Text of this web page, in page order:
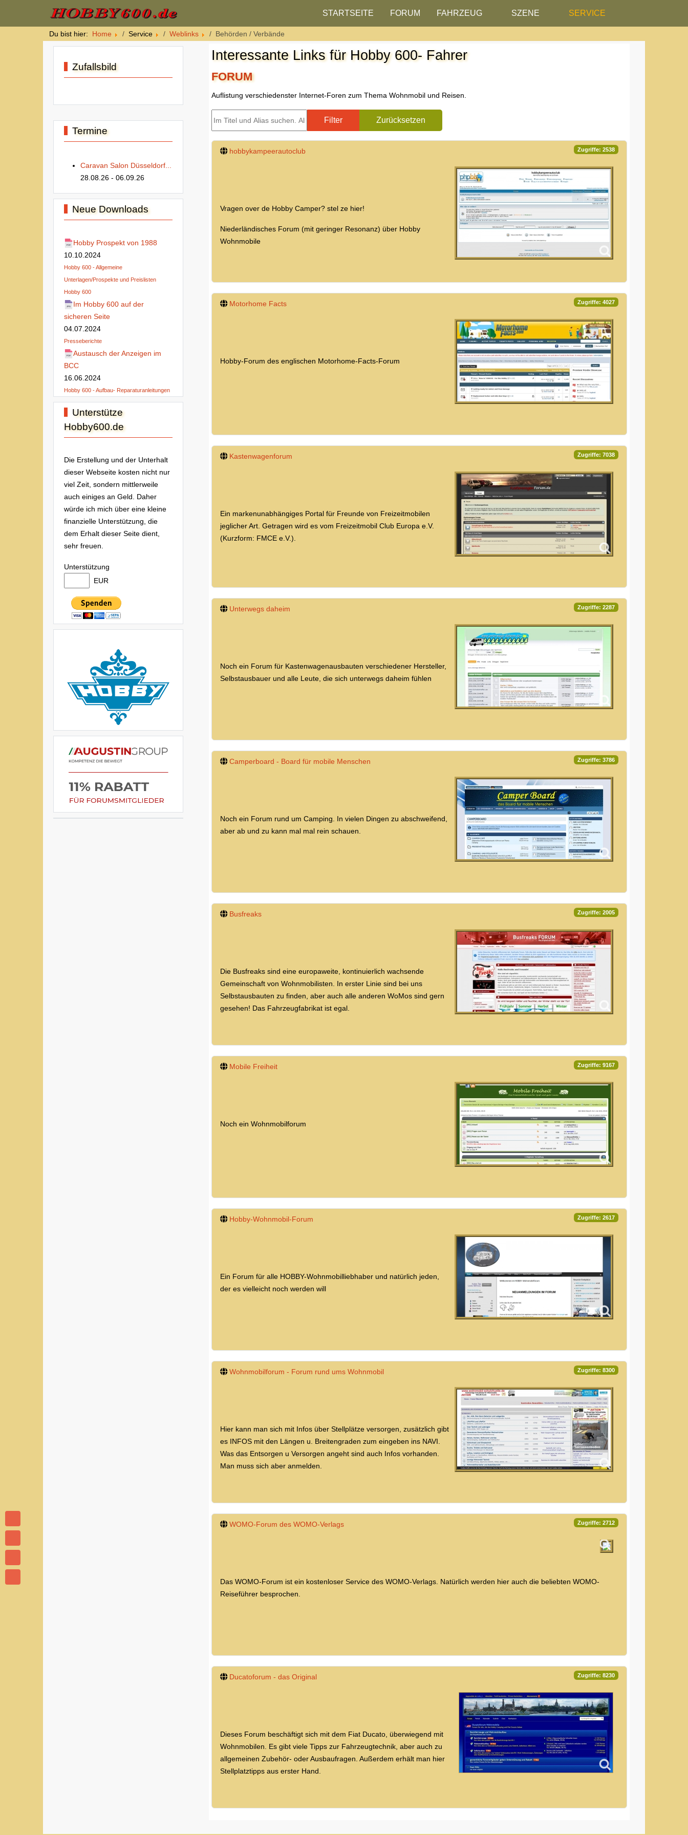
STARTSEITE FORUM FAHRZEUG SZENE SERVICE
Du bist hier: Home Service Weblinks Behörden / Verbände
Zufallsbild
Termine
Caravan Salon Düsseldorf...
28.08.26 - 06.09.26
Neue Downloads
Hobby Prospekt von 1988
10.10.2024
Hobby 600 - Allgemeine
Unterlagen/Prospekte und Preislisten
Hobby 600
Im Hobby 600 auf der
sicheren Seite
04.07.2024
Presseberichte
Austausch der Anzeigen im
BCC
16.06.2024
Hobby 600 - Aufbau- Reparaturanleitungen
Unterstütze
Hobby600.de
Die Erstellung und der Unterhalt
dieser Webseite kosten nicht nur
viel Zeit, sondern mittlerweile
auch einiges an Geld. Daher
würde ich mich über eine kleine
finanzielle Unterstützung, die
dem Erhalt dieser Seite dient,
sehr freuen.
Unterstützung
EUR
Interessante Links für Hobby 600- Fahrer
FORUM
Auflistung verschiedenster Internet-Foren zum Thema Wohnmobil und Reisen.
Im Titel und Alias suchen. Als Präfix „ID:“ verwenden, um nach einer Weblink-ID zu suchen.
Filter Zurücksetzen
hobbykampeerautoclub Zugriffe: 2538
Vragen over de Hobby Camper? stel ze hier!
Niederländisches Forum (mit geringer Resonanz) über Hobby
Wohnmobile
Motorhome Facts Zugriffe: 4027
Hobby-Forum des englischen Motorhome-Facts-Forum
Kastenwagenforum Zugriffe: 7038
Ein markenunabhängiges Portal für Freunde von Freizeitmobilen
jeglicher Art. Getragen wird es vom Freizeitmobil Club Europa e.V.
(Kurzform: FMCE e.V.).
Unterwegs daheim Zugriffe: 2287
Noch ein Forum für Kastenwagenausbauten verschiedener Hersteller,
Selbstausbauer und alle Leute, die sich unterwegs daheim fühlen
Camperboard - Board für mobile Menschen Zugriffe: 3786
Noch ein Forum rund um Camping. In vielen Dingen zu abschweifend,
aber ab und zu kann mal mal rein schauen.
Busfreaks Zugriffe: 2005
Die Busfreaks sind eine europaweite, kontinuierlich wachsende
Gemeinschaft von Wohnmobilisten. In erster Linie sind bei uns
Selbstausbauten zu finden, aber auch alle anderen WoMos sind gern
gesehen! Das Fahrzeugfabrikat ist egal.
Mobile Freiheit Zugriffe: 9167
Noch ein Wohnmobilforum
Hobby-Wohnmobil-Forum Zugriffe: 2617
Ein Forum für alle HOBBY-Wohnmobilliebhaber und natürlich jeden,
der es vielleicht noch werden will
Wohnmobilforum - Forum rund ums Wohnmobil Zugriffe: 8300
Hier kann man sich mit Infos über Stellplätze versorgen, zusätzlich gibt
es INFOS mit den Längen u. Breitengraden zum eingeben ins NAVI.
Was das Entsorgen u Versorgen angeht sind auch Infos vorhanden.
Man muss sich aber anmelden.
WOMO-Forum des WOMO-Verlags Zugriffe: 2712
Das WOMO-Forum ist ein kostenloser Service des WOMO-Verlags. Natürlich werden hier auch die beliebten WOMO-
Reiseführer besprochen.
Ducatoforum - das Original Zugriffe: 8230
Dieses Forum beschäftigt sich mit dem Fiat Ducato, überwiegend mit
Wohnmobilen. Es gibt viele Tipps zur Fahrzeugtechnik, aber auch zu
allgemeinen Zubehör- oder Ausbaufragen. Außerdem erhält man hier
Stellplatztipps aus erster Hand.